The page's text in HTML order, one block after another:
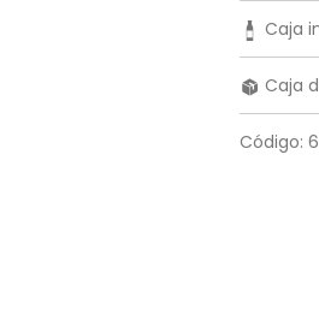
Caja
Caja
Código: